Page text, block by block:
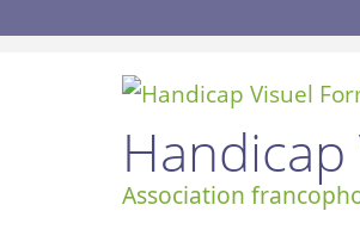
Association